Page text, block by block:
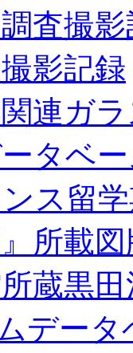
査撮
影記録
連ガ
タベ
ス留
』所載
蔵黒
データ